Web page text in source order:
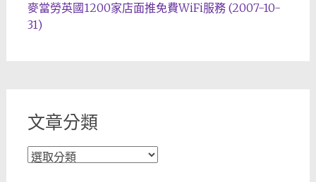
麥當勞英國1200家店面推免費WiFi服務 (2007-10-
31)
文章分類
文